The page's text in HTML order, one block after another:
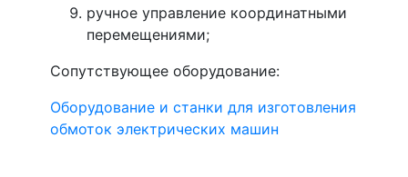
ручное управление координатными
перемещениями;
Сопутствующее оборудование:
Оборудование и станки для изготовления
обмоток электрических машин